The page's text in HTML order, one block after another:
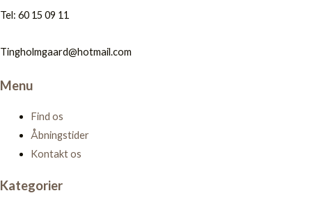
Tel: 60 15 09 11
Tingholmgaard@hotmail.com
Menu
Find os
Åbningstider
Kontakt os
Kategorier